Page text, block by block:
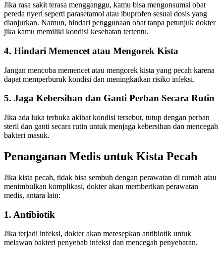
Jika rasa sakit terasa mengganggu, kamu bisa mengonsumsi obat
pereda nyeri seperti parasetamol atau ibuprofen sesuai dosis yang
dianjurkan. Namun, hindari penggunaan obat tanpa petunjuk dokter
jika kamu memiliki kondisi kesehatan tertentu.
4. Hindari Memencet atau Mengorek Kista
Jangan mencoba memencet atau mengorek kista yang pecah karena
dapat memperburuk kondisi dan meningkatkan risiko infeksi.
5. Jaga Kebersihan dan Ganti Perban Secara Rutin
Jika ada luka terbuka akibat kondisi tersebut, tutup dengan perban
steril dan ganti secara rutin untuk menjaga kebersihan dan mencegah
bakteri masuk.
Penanganan Medis untuk Kista Pecah
Jika kista pecah, tidak bisa sembuh dengan perawatan di rumah atau
menimbulkan komplikasi, dokter akan memberikan perawatan
medis, antara lain:
1. Antibiotik
Jika terjadi infeksi, dokter akan meresepkan antibiotik untuk
melawan bakteri penyebab infeksi dan mencegah penyebaran.